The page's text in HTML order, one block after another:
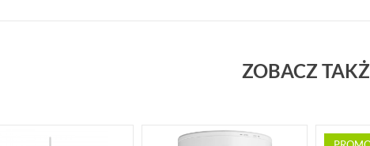
ZOBACZ